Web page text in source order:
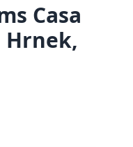
Casa
Hrnek,